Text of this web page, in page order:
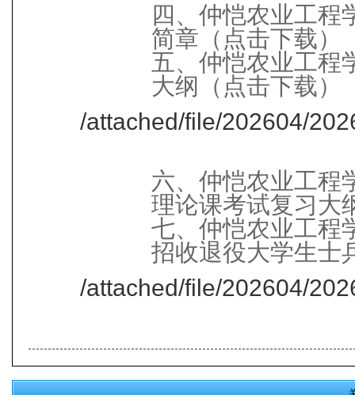
四、仲恺农业工程
简章（点击下载）
五、仲恺农业工程
大纲（点击下载）
/attached/file/202604/
六、仲恺农业工程
理论课考试复习大
七、仲恺农业工程
招收退役大学生士
/attached/file/202604/